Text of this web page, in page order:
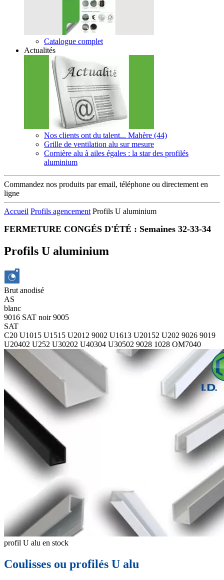
Catalogue complet
Actualités
Nos clients ont du talent... Mahère (44)
Grille de ventilation alu sur mesure
Cornière alu à ailes égales : la star des profilés
aluminium
Commandez nos produits par email, téléphone ou directement en
ligne
Accueil Profils agencement Profils U aluminium
FERMETURE CONGÉS D'ÉTÉ : Semaines 32-33-34
Profils U aluminium
Brut anodisé
AS
blanc
9016 SAT noir 9005
SAT
C20 U1015 U1515 U2012 9002 U1613 U20152 U202 9026 9019
U20402 U252 U30202 U40304 U30502 9028 1028 OM7040
profil U alu en stock
Coulisses ou profilés U alu